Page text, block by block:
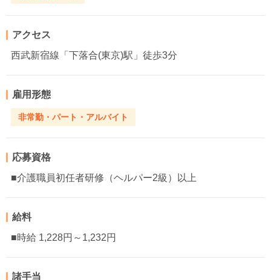
アクセス
西武新宿線「下落合(東京)駅」徒歩3分
雇用形態
非常勤・パート・アルバイト
応募資格
■介護職員初任者研修（ヘルパー2級）以上
給料
■時給 1,228円～1,232円
諸手当